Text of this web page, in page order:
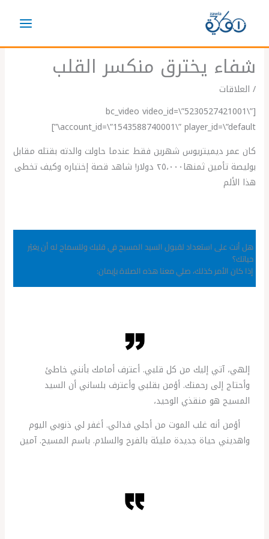
شفاء يخترق منكسر القلب
/ العلاقات
[bc_video video_id=\”5230527421001\”
account_id=\”1543588740001\” player_id=\”default\”]
كان عمر ديميتريوس شهرين فقط عندما حاولت والدته بقتله مقابل
بوليصة تأمين ثمنها٢٥،٠٠٠ دولار! شاهد قصة إختباره وكيف تخطى
هذا الألم
هل أنت على استعداد لقبول السيد المسيح في قلبك وللسماح له أن يغيّر
حياتك؟
إذا كان الأمر كذلك، صلي معنا هذه الصلاة بإيمان:
إلهي، آتي إليك من كل قلبي. أعترف أمامك بأنني خاطئ
وأحتاج إلى رحمتك. أؤمن بقلبي وأعترف بلساني أن السيد
المسيح هو منقذي الوحيد،
أؤمن أنه غلب الموت من أجلي فدائي. أغفر لي ذنوبي اليوم
واهديني حياة جديدة مليئة بالفرح والسلام. باسم المسيح. آمين